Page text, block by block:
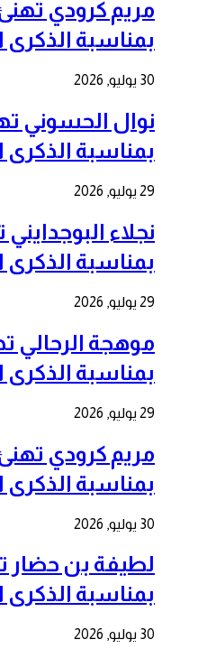
مريم كرودي
بمناسبة الذكرى ال 27 لعيد
30 يوليو, 2026
نوال الحسوني
بمناسبة الذكرى ال 27 لعيد
29 يوليو, 2026
نجلاء
بمناسبة الذكرى ال 27 لعيد
29 يوليو, 2026
موهجة الرحالي
بمناسبة الذكرى ال 27 لعيد
29 يوليو, 2026
مريم كرودي
بمناسبة الذكرى ال 27 لعيد
30 يوليو, 2026
لطيفة بن حضار
بمناسبة الذكرى ال 27 لعيد
30 يوليو, 2026